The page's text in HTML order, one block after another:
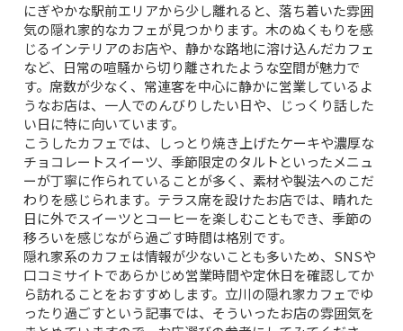
にぎやかな駅前エリアから少し離れると、落ち着いた雰囲
気の隠れ家的なカフェが見つかります。木のぬくもりを感
じるインテリアのお店や、静かな路地に溶け込んだカフェ
など、日常の喧騒から切り離されたような空間が魅力で
す。席数が少なく、常連客を中心に静かに営業しているよ
うなお店は、一人でのんびりしたい日や、じっくり話した
い日に特に向いています。
こうしたカフェでは、しっとり焼き上げたケーキや濃厚な
チョコレートスイーツ、季節限定のタルトといったメニュ
ーが丁寧に作られていることが多く、素材や製法へのこだ
わりを感じられます。テラス席を設けたお店では、晴れた
日に外でスイーツとコーヒーを楽しむこともでき、季節の
移ろいを感じながら過ごす時間は格別です。
隠れ家系のカフェは情報が少ないことも多いため、SNSや
口コミサイトであらかじめ営業時間や定休日を確認してか
ら訪れることをおすすめします。 立川の隠れ家カフェでゆ
ったり過ごすという記事では、そういったお店の雰囲気を